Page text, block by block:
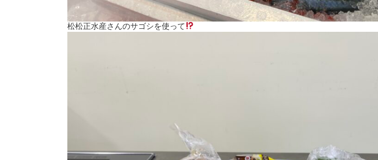
松松正水産さんのサゴシを使って